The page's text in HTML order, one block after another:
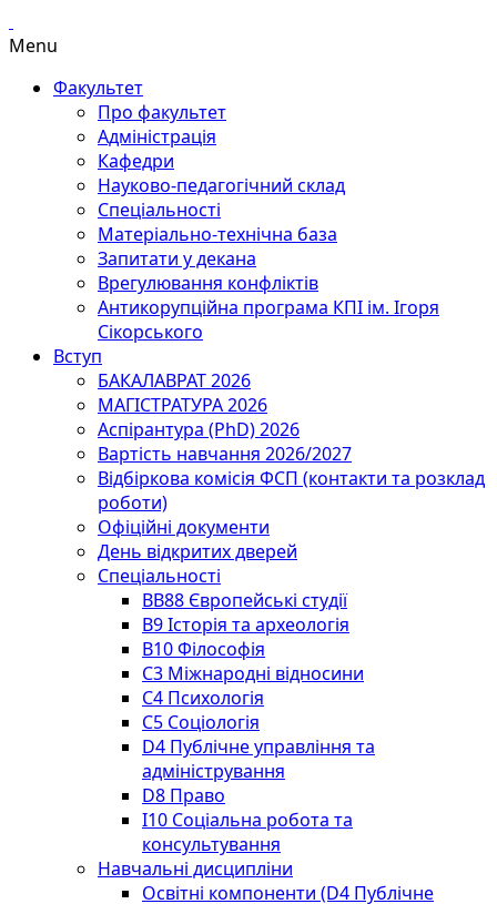
Menu
Факультет
Про факультет
Адміністрація
Кафедри
Науково-педагогічний склад
Спеціальності
Матеріально-технічна база
Запитати у декана
Врегулювання конфліктів
Антикорупційна програма КПІ ім. Ігоря
Сікорського
Вступ
БАКАЛАВРАТ 2026
МАГІСТРАТУРА 2026
Аспірантура (PhD) 2026
Вартість навчання 2026/2027
Відбіркова комісія ФСП (контакти та розклад
роботи)
Офіційні документи
День відкритих дверей
Спеціальності
BВ88 Європейські студії
B9 Історія та археологія
B10 Філософія
C3 Міжнародні відносини
C4 Психологія
С5 Соціологія
D4 Публічне управління та
адміністрування
D8 Право
I10 Соціальна робота та
консультування
Навчальні дисципліни
Освітні компоненти (D4 Публічне